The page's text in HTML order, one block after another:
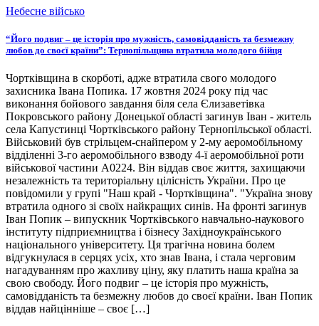
Небесне військо
“Його подвиг – це історія про мужність, самовідданість та безмежну
любов до своєї країни”: Тернопільщина втратила молодого бійця
Чортківщина в скорботі, адже втратила свого молодого
захисника Івана Попика. 17 жовтня 2024 року під час
виконання бойового завдання біля села Єлизаветівка
Покровського району Донецької області загинув Іван - житель
села Капустинці Чортківського району Тернопільської області.
Військовий був стрільцем-снайпером у 2-му аеромобільному
відділенні 3-го аеромобільного взводу 4-ї аеромобільної роти
військової частини А0224. Він віддав своє життя, захищаючи
незалежність та територіальну цілісність України. Про це
повідомили у групі "Наш край - Чортківщина". "Україна знову
втратила одного зі своїх найкращих синів. На фронті загинув
Іван Попик – випускник Чортківського навчально-наукового
інституту підприємництва і бізнесу Західноукраїнського
національного університету. Ця трагічна новина болем
відгукнулася в серцях усіх, хто знав Івана, і стала черговим
нагадуванням про жахливу ціну, яку платить наша країна за
свою свободу. Його подвиг – це історія про мужність,
самовідданість та безмежну любов до своєї країни. Іван Попик
віддав найцінніше – своє […]